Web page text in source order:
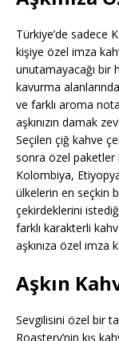
Türkiye’de sadece
kişiye özel imza
unutamayacağı bir
kavurma
ve farklı aroma
aşkınızın damak
Seçilen çiğ kahve
sonra özel paketler
Kolombiya,
ülkelerin en seçkin
çekirdeklerini
farklı karakterli
aşkınıza özel imza
Aşkın
Sevgilisini özel bir
Roastery’nin kış